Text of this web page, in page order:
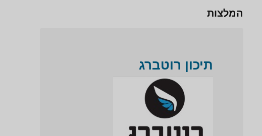
המלצות
תיכון רוטברג